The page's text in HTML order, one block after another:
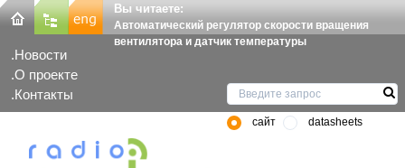
Вы читаете:
Автоматический регулятор скорости вращения
вентилятора и датчик температуры
Новости
О проекте
Контакты
сайт datasheets